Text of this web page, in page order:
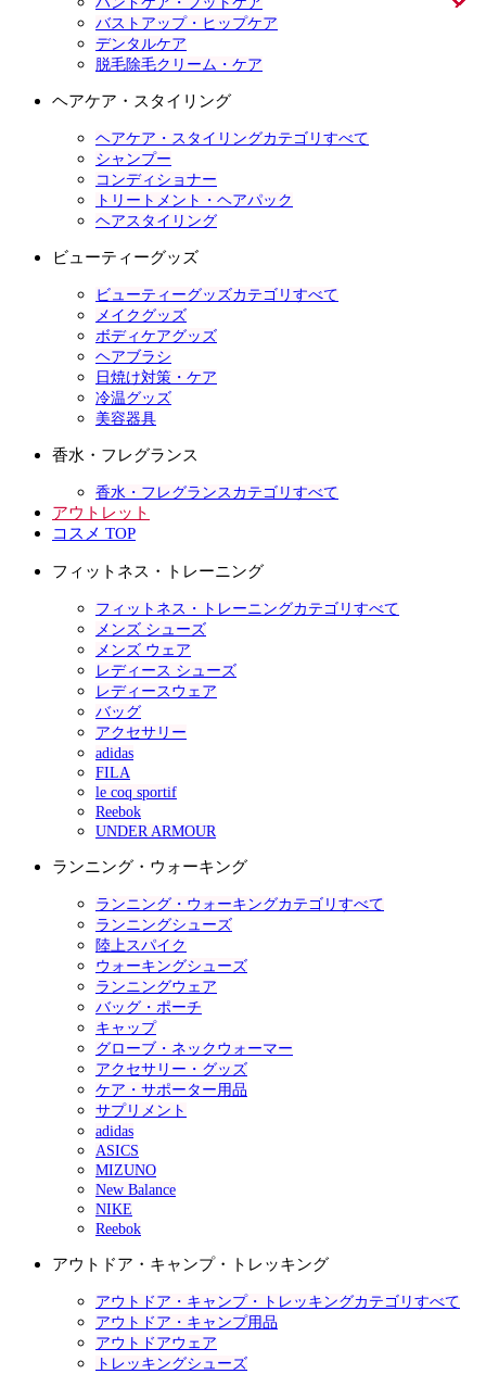
バストアップ・ヒップケア
デンタルケア
脱毛除毛クリーム・ケア
ヘアケア・スタイリング
ヘアケア・スタイリングカテゴリすべて
シャンプー
コンディショナー
トリートメント・ヘアパック
ヘアスタイリング
ビューティーグッズ
ビューティーグッズカテゴリすべて
メイクグッズ
ボディケアグッズ
ヘアブラシ
日焼け対策・ケア
冷温グッズ
美容器具
香水・フレグランス
香水・フレグランスカテゴリすべて
アウトレット
コスメ TOP
フィットネス・トレーニング
フィットネス・トレーニングカテゴリすべて
メンズ シューズ
メンズ ウェア
レディース シューズ
レディースウェア
バッグ
アクセサリー
adidas
FILA
le coq sportif
Reebok
UNDER ARMOUR
ランニング・ウォーキング
ランニング・ウォーキングカテゴリすべて
ランニングシューズ
陸上スパイク
ウォーキングシューズ
ランニングウェア
バッグ・ポーチ
キャップ
グローブ・ネックウォーマー
アクセサリー・グッズ
ケア・サポーター用品
サプリメント
adidas
ASICS
MIZUNO
New Balance
NIKE
Reebok
アウトドア・キャンプ・トレッキング
アウトドア・キャンプ・トレッキングカテゴリすべて
アウトドア・キャンプ用品
アウトドアウェア
トレッキングシューズ